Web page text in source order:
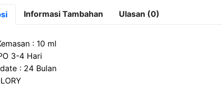
st
d
o
n
at
s
A
p
p
e
gr
Informasi Tambahan Ulasan (0)
: 10 ml
3-4 Hari
: 24 Bulan